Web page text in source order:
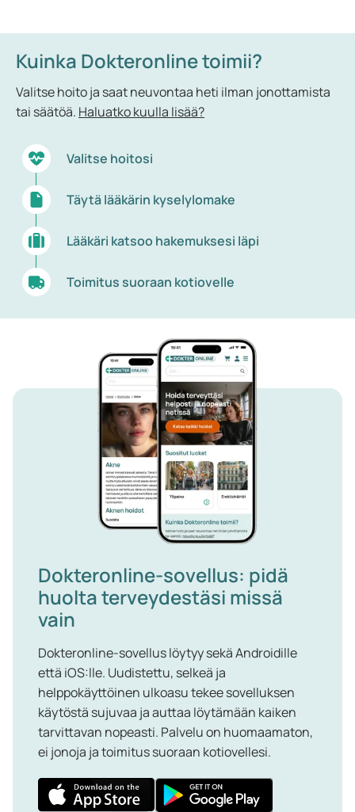
Kuinka Dokteronline toimii?
Valitse hoito ja saat neuvontaa heti ilman jonottamista
tai säätöä. Haluatko kuulla lisää?
Valitse hoitosi
Täytä lääkärin kyselylomake
Lääkäri katsoo hakemuksesi läpi
Toimitus suoraan kotiovelle
Dokteronline-sovellus: pidä
huolta terveydestäsi missä
vain
Dokteronline-sovellus löytyy sekä Androidille
että iOS:lle. Uudistettu, selkeä ja
helppokäyttöinen ulkoasu tekee sovelluksen
käytöstä sujuvaa ja auttaa löytämään kaiken
tarvittavan nopeasti. Palvelu on huomaamaton,
ei jonoja ja toimitus suoraan kotiovellesi.